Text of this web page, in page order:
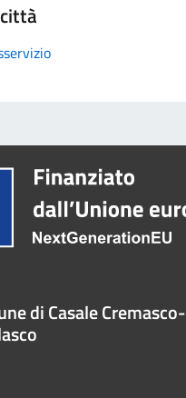
di Casale Cremasco-